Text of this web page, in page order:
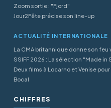
Zoom sortie : "Fjord"
Jour2Fête précise son line-up
ACTUALITÉ INTERNATIONALE
La CMA britannique donne son
SSIFF 2026 : La sélection "Made in
Deux films à Locarno et Venise
Bocal
CHIFFRES